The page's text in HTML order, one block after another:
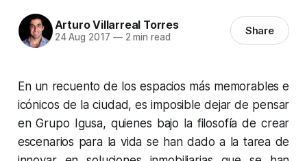
Arturo Villarreal Torres
24 Aug 2017 —2 min read Share
En un recuento de los espacios más memorables e
icónicos de la ciudad, es imposible dejar de pensar
en Grupo Igusa, quienes bajo la filosofía de crear
escenarios para la vida se han dado a la tarea de